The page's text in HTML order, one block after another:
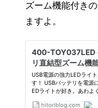
ズーム機能付き
ますよ。